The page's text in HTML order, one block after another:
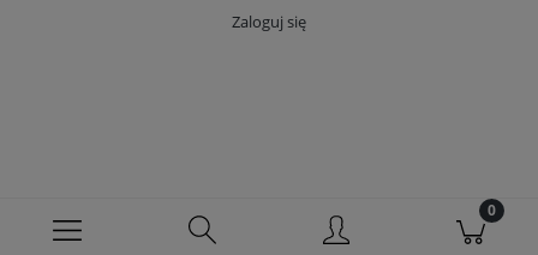
Zaloguj się